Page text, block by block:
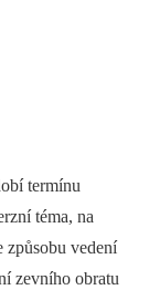
termínu
téma, na
způsobu vedení
zevního obratu